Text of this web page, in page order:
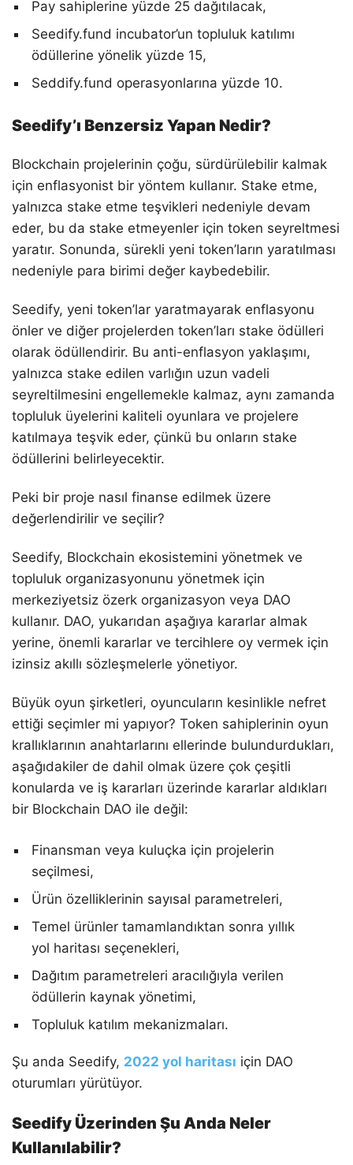
Pay sahiplerine yüzde 25 dağıtılacak,
Seedify.fund incubator’un topluluk katılımı
ödüllerine yönelik yüzde 15,
Seddify.fund operasyonlarına yüzde 10.
Seedify’ı Benzersiz Yapan Nedir?
Blockchain projelerinin çoğu, sürdürülebilir kalmak
için enflasyonist bir yöntem kullanır. Stake etme,
yalnızca stake etme teşvikleri nedeniyle devam
eder, bu da stake etmeyenler için token seyreltmesi
yaratır. Sonunda, sürekli yeni token’ların yaratılması
nedeniyle para birimi değer kaybedebilir.
Seedify, yeni token’lar yaratmayarak enflasyonu
önler ve diğer projelerden token’ları stake ödülleri
olarak ödüllendirir. Bu anti-enflasyon yaklaşımı,
yalnızca stake edilen varlığın uzun vadeli
seyreltilmesini engellemekle kalmaz, aynı zamanda
topluluk üyelerini kaliteli oyunlara ve projelere
katılmaya teşvik eder, çünkü bu onların stake
ödüllerini belirleyecektir.
Peki bir proje nasıl finanse edilmek üzere
değerlendirilir ve seçilir?
Seedify, Blockchain ekosistemini yönetmek ve
topluluk organizasyonunu yönetmek için
merkeziyetsiz özerk organizasyon veya DAO
kullanır. DAO, yukarıdan aşağıya kararlar almak
yerine, önemli kararlar ve tercihlere oy vermek için
izinsiz akıllı sözleşmelerle yönetiyor.
Büyük oyun şirketleri, oyuncuların kesinlikle nefret
ettiği seçimler mi yapıyor? Token sahiplerinin oyun
krallıklarının anahtarlarını ellerinde bulundurdukları,
aşağıdakiler de dahil olmak üzere çok çeşitli
konularda ve iş kararları üzerinde kararlar aldıkları
bir Blockchain DAO ile değil:
Finansman veya kuluçka için projelerin
seçilmesi,
Ürün özelliklerinin sayısal parametreleri,
Temel ürünler tamamlandıktan sonra yıllık
yol haritası seçenekleri,
Dağıtım parametreleri aracılığıyla verilen
ödüllerin kaynak yönetimi,
Topluluk katılım mekanizmaları.
Şu anda Seedify, 2022 yol haritası için DAO
oturumları yürütüyor.
Seedify Üzerinden Şu Anda Neler
Kullanılabilir?